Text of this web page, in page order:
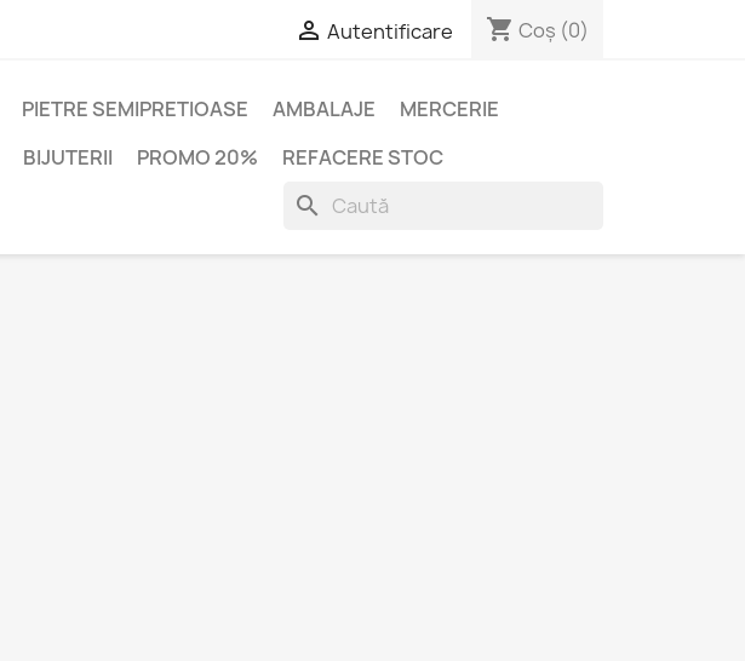
 Autentificare shopping_cart Coș (0)
PIETRE SEMIPRETIOASE AMBALAJE
MERCERIE
BIJUTERII PROMO 20% REFACERE STOC
search